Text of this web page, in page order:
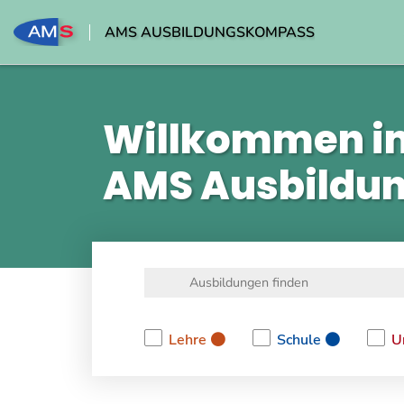
AMS AUSBILDUNGSKOMPASS
Willkommen
AMS
Lehre
Schule